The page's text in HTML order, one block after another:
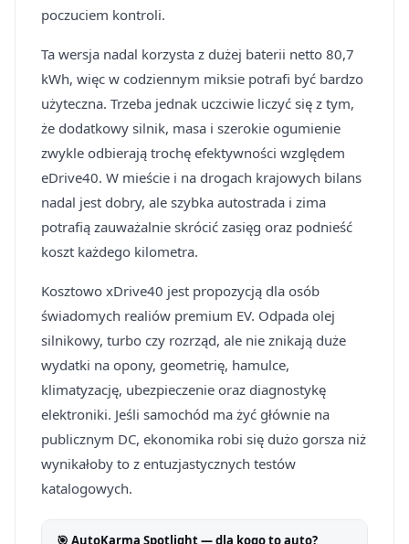
poczuciem kontroli.
Ta wersja nadal korzysta z dużej baterii netto 80,7
kWh, więc w codziennym miksie potrafi być bardzo
użyteczna. Trzeba jednak uczciwie liczyć się z tym,
że dodatkowy silnik, masa i szerokie ogumienie
zwykle odbierają trochę efektywności względem
eDrive40. W mieście i na drogach krajowych bilans
nadal jest dobry, ale szybka autostrada i zima
potrafią zauważalnie skrócić zasięg oraz podnieść
koszt każdego kilometra.
Kosztowo xDrive40 jest propozycją dla osób
świadomych realiów premium EV. Odpada olej
silnikowy, turbo czy rozrząd, ale nie znikają duże
wydatki na opony, geometrię, hamulce,
klimatyzację, ubezpieczenie oraz diagnostykę
elektroniki. Jeśli samochód ma żyć głównie na
publicznym DC, ekonomika robi się dużo gorsza niż
wynikałoby to z entuzjastycznych testów
katalogowych.
🎯 AutoKarma Spotlight — dla kogo to auto?